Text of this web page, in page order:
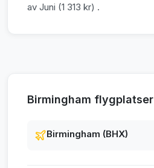
av Juni (1 313 kr) .
Birmingham flygplatser
Birmingham (BHX)